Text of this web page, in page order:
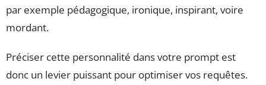
par exemple pédagogique, ironique, inspirant, voire
mordant.
Préciser cette personnalité dans votre prompt est
donc un levier puissant pour optimiser vos requêtes.